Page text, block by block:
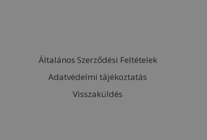
Általános Szerződési Feltételek
Adatvédelmi tájékoztatás
Visszaküldés